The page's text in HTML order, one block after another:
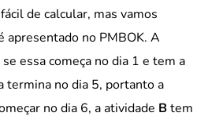
de calcular, mas vamos
apresentado no PMBOK. A
essa começa no dia 1 e tem a
termina no dia 5, portanto a
no dia 6, a atividade Btem